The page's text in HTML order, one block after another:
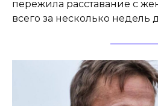
пережила расставание с
всего за несколько недель